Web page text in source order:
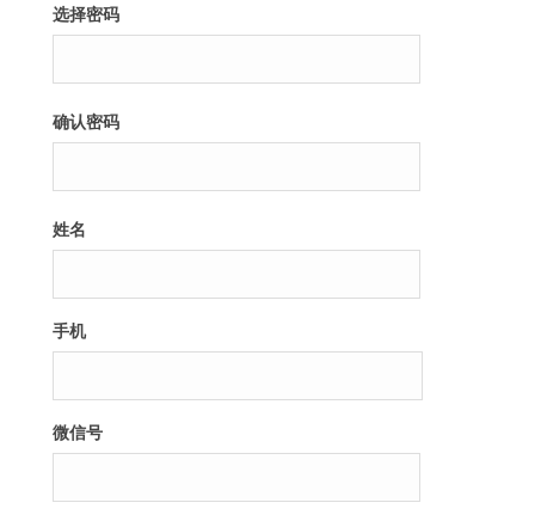
选择密码
确认密码
姓名
手机
微信号